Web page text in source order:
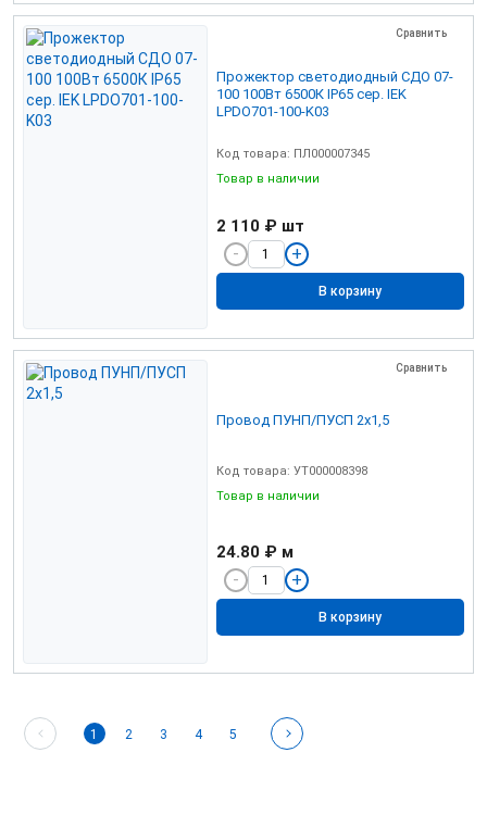
Сравнить
Прожектор светодиодный СДО 07-
100 100Вт 6500К IP65 сер. IEK
LPDO701-100-K03
Код товара: ПЛ000007345
Товар в наличии
2 110 ₽ шт
В корзину
Сравнить
Провод ПУНП/ПУСП 2х1,5
Код товара: УТ000008398
Товар в наличии
24.80 ₽ м
В корзину
1 2 3 4 5